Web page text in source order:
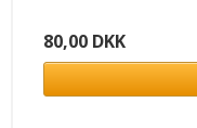
80,00 DKK